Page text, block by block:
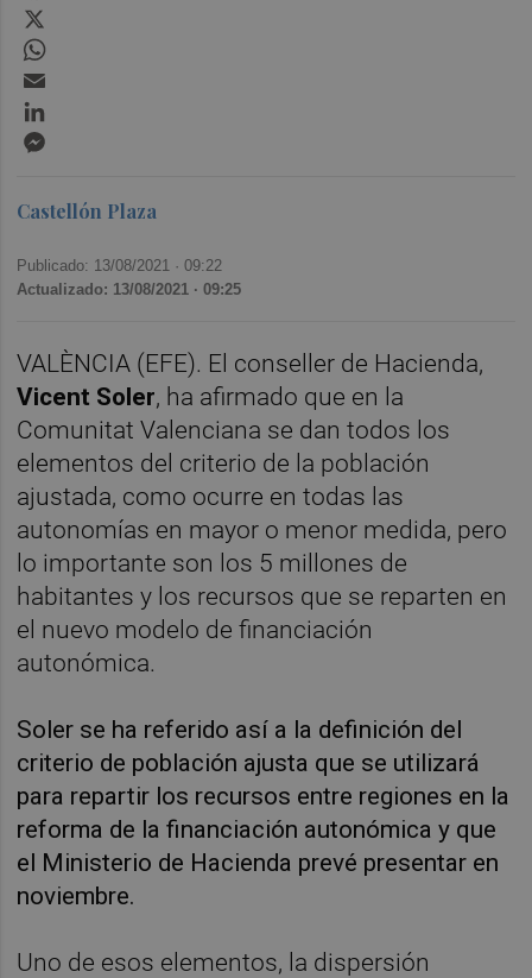
Castellón Plaza
Publicado: 13/08/2021 ·09:22
Actualizado: 13/08/2021 · 09:25
VALÈNCIA (EFE). El conseller de Hacienda,
Vicent Soler, ha afirmado que en la
Comunitat Valenciana se dan todos los
elementos del criterio de la población
ajustada, como ocurre en todas las
autonomías en mayor o menor medida, pero
lo importante son los 5 millones de
habitantes y los recursos que se reparten en
el nuevo modelo de financiación
autonómica.
Soler se ha referido así a la definición del
criterio de población ajusta que se utilizará
para repartir los recursos entre regiones en la
reforma de la financiación autonómica y que
el Ministerio de Hacienda prevé presentar en
noviembre.
Uno de esos elementos, la dispersión